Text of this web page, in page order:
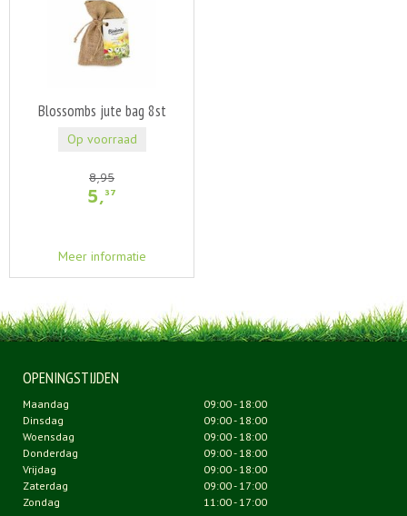
Blossombs jute bag 8st
8,95
5,37
Meer informatie
Op voorraad
OPENINGSTIJDEN
Maandag
09:00 - 18:00
Dinsdag
09:00 - 18:00
Woensdag
09:00 - 18:00
Donderdag
09:00 - 18:00
Vrijdag
09:00 - 18:00
Zaterdag
09:00 - 17:00
Zondag
11:00 - 17:00